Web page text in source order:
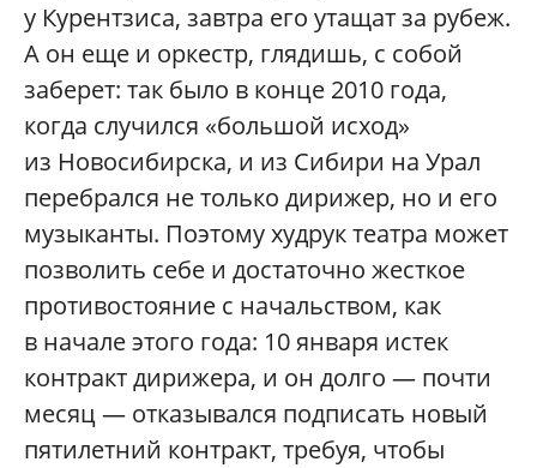
у Курентзиса, завтра его утащат за рубеж.
А он еще и оркестр, глядишь, с собой
заберет: так было в конце 2010 года,
когда случился «большой исход»
из Новосибирска, и из Сибири на Урал
перебрался не только дирижер, но и его
музыканты. Поэтому худрук театра может
позволить себе и достаточно жесткое
противостояние с начальством, как
в начале этого года: 10 января истек
контракт дирижера, и он долго — почти
месяц — отказывался подписать новый
пятилетний контракт, требуя, чтобы